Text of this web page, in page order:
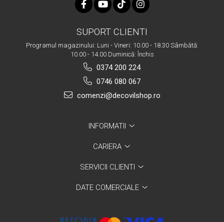
SUPORT CLIENTI
Programul magazinului: Luni - Vineri: 10.00 - 18.30 Sâmbătă:
10.00 - 14.00 Duminică: Închis
0374 200 224
0746 080 067
comenzi@decovilshop.ro
INFORMATII
CARIERA
SERVICII CLIENTI
DATE COMERCIALE